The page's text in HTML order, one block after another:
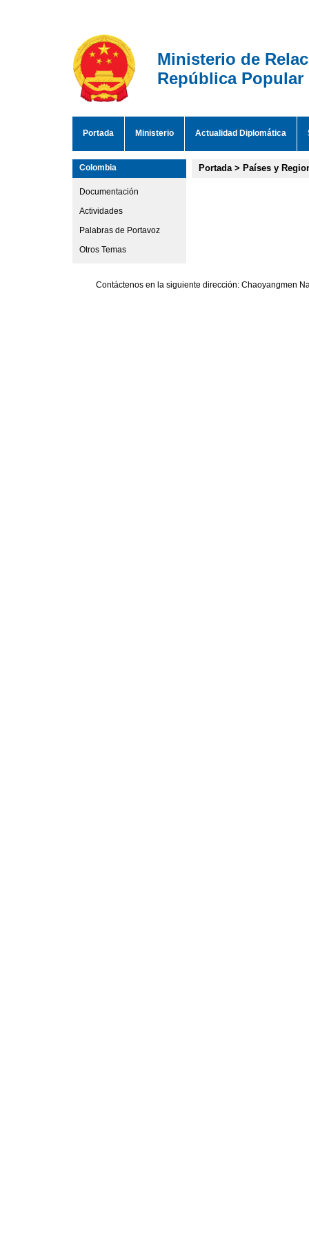
Ministerio de
República Popular
Portada Ministerio Actualidad Diplomática
Colombia
Documentación
Actividades
Palabras de Portavoz
Otros Temas
Portada> Países y
Contáctenos en la siguiente dirección: Chaoyangmen